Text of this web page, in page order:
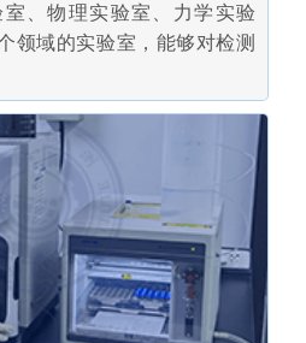
、物理实验室、力学实验
领域的实验室，能够对检测